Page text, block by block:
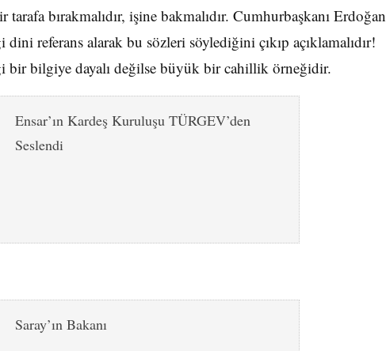
bırakmalıdır, işine bakmalıdır. Cumhurbaşkanı Erdoğan
dini referans alarak bu sözleri söylediğini çıkıp açıklamalıdır!
bir bilgiye dayalı değilse büyük bir cahillik örneğidir.
Ensar’ın Kardeş Kuruluşu TÜRGEV’den
Seslendi
Saray’ın Bakanı